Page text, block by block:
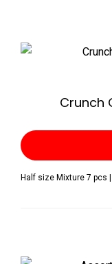
Crunch
Half size Mixture 7 pcs